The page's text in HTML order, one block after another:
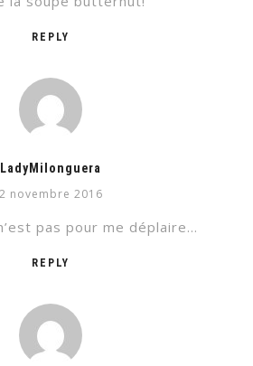
REPLY
LadyMilonguera
2 novembre 2016
REPLY
pas pour me déplaire…